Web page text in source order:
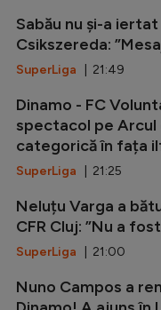
Sabău nu și-a
Csikszereda:
SuperLiga | 21:49
Dinamo - FC
spectacol pe
categorică în fața
SuperLiga | 21:25
Neluțu Varga a
CFR Cluj: ”Nu a
SuperLiga | 21:00
Nuno Campos a